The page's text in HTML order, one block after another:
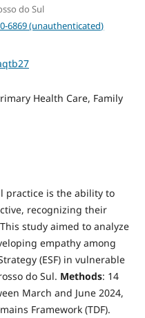
do Sul
6869 (unauthenticated)
Health Care, Family
practice is the ability to
recognizing their
study aimed to analyze
empathy among
(ESF) in vulnerable
do Sul. Methods: 14
March and June 2024,
Framework (TDF).